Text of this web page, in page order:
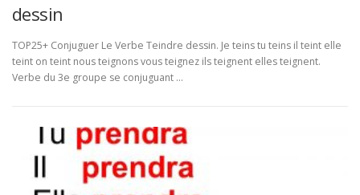
dessin
TOP25+ Conjuguer Le Verbe Teindre dessin. Je teins tu teins il teint elle
teint on teint nous teignons vous teignez ils teignent elles teignent.
Verbe du 3e groupe se conjuguant …